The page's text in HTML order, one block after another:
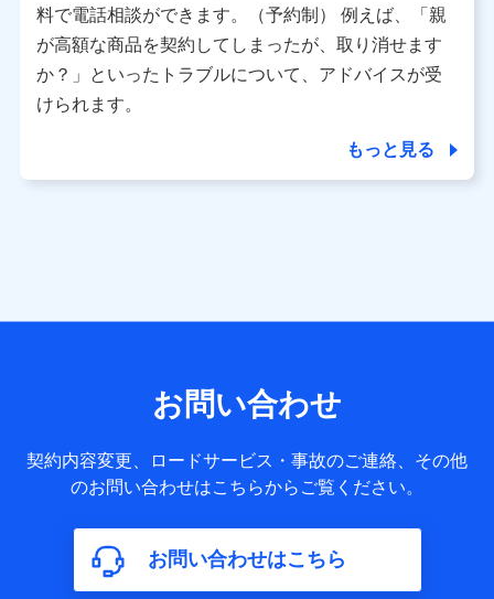
※ パーソナルデータダッシュボードの「第三者提供の管
理」の設定状態にかかわらず、共同利用する場合がありま
※ dポイントクラブ会員ではないお客さま（2019年12月11
日以降、一度もdポイントクラブ会員であったことがないお
個人データは、こちら の利用目的の範囲内に限って共同利
用します。
サービス提供等を通じて取得した、以下の情報などの個人デ
基本情報
氏名、電話番号、メールアドレス、お客さまの識別子、
属性、連絡先、dポイントサービスのご利用に関する情
構成、住所、dポイント残高、dポイント利用履歴などが
含まれます。
利用情報
料で電話相談ができます。（予約制） 例えば、「親
が高額な商品を契約してしまったが、取り消せます
か？」といったトラブルについて、アドバイスが受
けられます。
もっと見る
お問い合わせ
契約内容変更、ロードサービス・事故のご連絡、その他
のお問い合わせはこちらからご覧ください。
お問い合わせはこちら